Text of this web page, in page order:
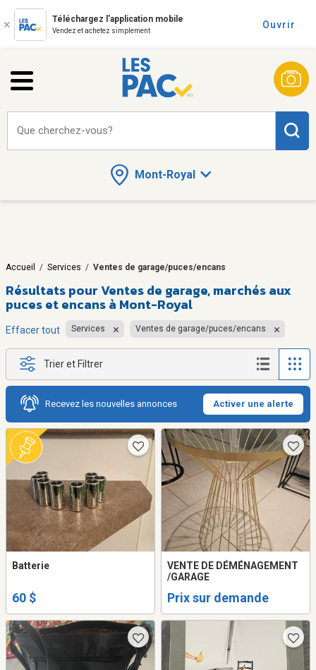
Téléchargez l'application mobile
Vendez et achetez simplement
Ouvrir
Mont-Royal
Que cherchez-vous?
Accueil / Services / Ventes de garage/puces/encans
Résultats pourVentes de garage, marchés aux
puces et encans à Mont-Royal
Effacer tout Services Ventes de garage/puces/encans
Trier et Filtrer
Recevez les nouvelles annonces Activer une alerte
Batterie
60 $
VENTE DE DÉMÉNAGEMENT
/GARAGE
Prix sur demande